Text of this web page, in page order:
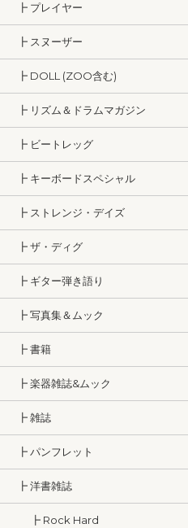
┣ プレイヤー
┣ スヌーザー
┣ DOLL (ZOO含む)
┣ リズム＆ドラムマガジン
┣ ビートレッグ
┣ キーボードスペシャル
┣ ストレンジ・デイズ
┣ ザ・ディグ
┣ ギター弾き語り
┣ 写真集＆ムック
┣ 書籍
┣ 楽器雑誌&ムック
┣ 雑誌
┣ パンフレット
┣ 洋書雑誌
┣ Rock Hard